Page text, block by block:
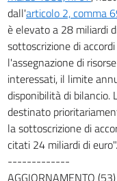
dall'articolo 2, comma
è elevato a 28 miliardi
sottoscrizione di
l'assegnazione di
interessati, il limite
disponibilità di bilancio.
destinato
la sottoscrizione di
citati 24 miliardi di euro".
-------------
AGGIORNAMENTO (53)